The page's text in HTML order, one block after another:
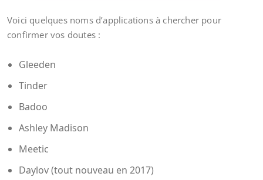
Voici quelques noms d’applications à chercher pour
confirmer vos doutes :
Gleeden
Tinder
Badoo
Ashley Madison
Meetic
Daylov (tout nouveau en 2017)